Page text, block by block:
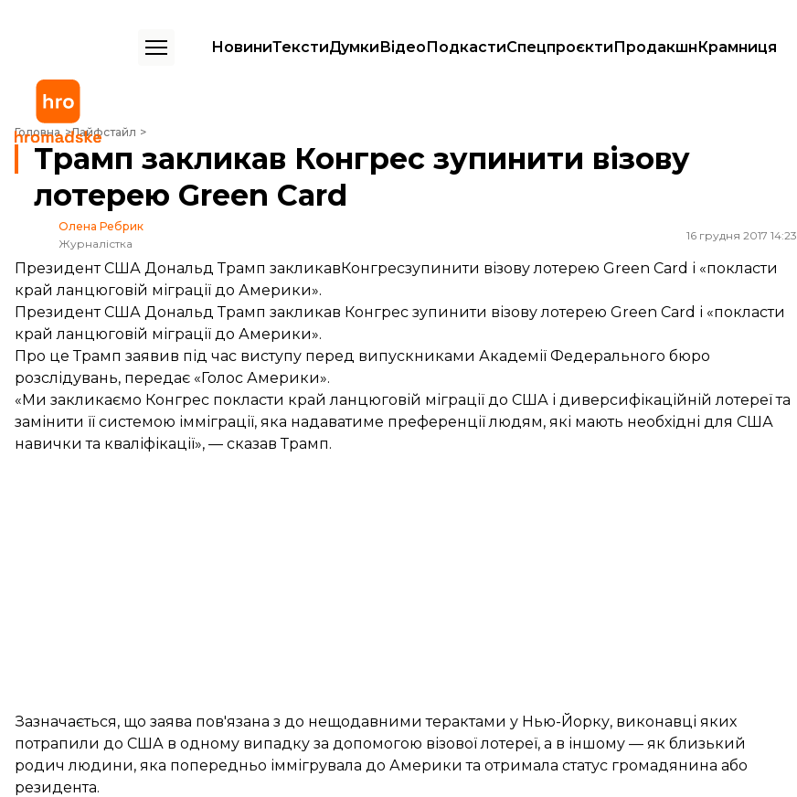
НовиниТекстиДумкиВідеоПодкастиСпецпроєктиПродакшнКрамниця
Головна Лайфстайл
Трамп закликав Конгрес зупинити візову лотерею Green Card
Трамп закликав Конгрес зупинити візову
лотерею Green Card
Олена Ребрик
Журналістка
16 грудня 2017 14:23
Президент США Дональд Трамп закликавКонгресзупинити візову лотерею Green Card і «покласти
край ланцюговій міграції до Америки».
Президент США Дональд Трамп закликав Конгрес зупинити візову лотерею Green Card і «покласти
край ланцюговій міграції до Америки».
Про це Трамп заявив під час виступу перед випускниками Академії Федерального бюро
розслідувань, передає «Голос Америки».
«Ми закликаємо Конгрес покласти край ланцюговій міграції до США і диверсифікаційній лотереї та
замінити її системою імміграції, яка надаватиме преференції людям, які мають необхідні для США
навички та кваліфікації», — сказав Трамп.
Зазначається, що заява пов'язана з до нещодавними терактами у Нью-Йорку, виконавці яких
потрапили до США в одному випадку за допомогою візової лотереї, а в іншому — як близький
родич людини, яка попередньо іммігрувала до Америки та отримала статус громадянина або
резидента.